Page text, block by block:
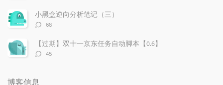
数：
小黑盒逆向分析笔记（三）
评
数：
68
【过期】双十一京东任务自动脚本【0.6】
评
45
博客信息